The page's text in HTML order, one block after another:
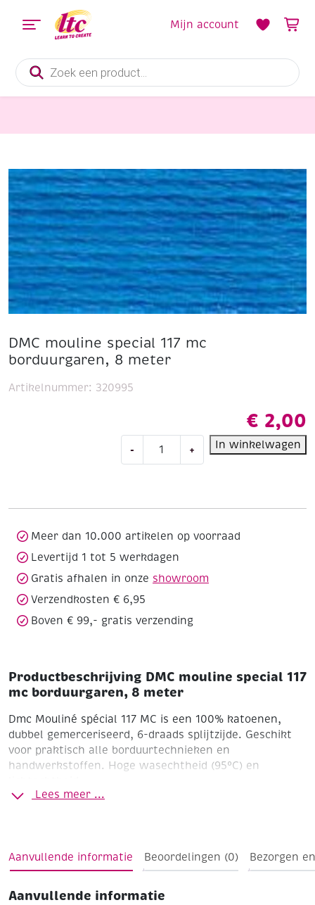
Producten
zoeken
Mijn account
DMC mouline special 117 mc
borduurgaren, 8 meter
€ 2,00
-
mouline
8
meter
+ In winkelwagen
Artikelnummer: 320995
Meer dan 10.000 artikelen op voorraad
Levertijd 1 tot 5 werkdagen
Gratis afhalen in onze showroom
Verzendkosten € 6,95
Boven € 99,- gratis verzending
Productbeschrijving DMC mouline special 117
mc borduurgaren, 8 meter
Dmc Mouliné spécial 117 MC is een 100% katoenen,
dubbel gemerceriseerd, 6-draads splijtzijde. Geschikt
voor praktisch alle borduurtechnieken en
handwerkstoffen. Hoge wasechtheid (95°C) en
Lees meer ...
Aanvullende informatie Beoordelingen (0) Bezorgen
Aanvullende informatie